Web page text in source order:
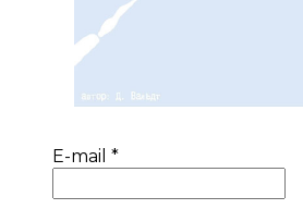
E-mail *